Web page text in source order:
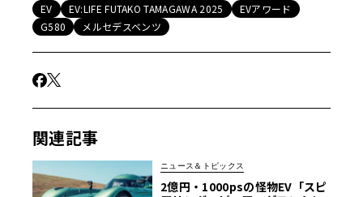
独自の基準で選んだベストな1台を決めようというもの。今
内で8台のノミネート車を選出させていただきました。
【画像28枚】ル・ボラン編集長の佐藤がEVアワードに推す
EV EV:LIFE FUTAKO TAMAGAWA 2025
EVアワード
G580
メルセデスベンツ
関連記事
ニュース＆トピックス
2億円・1000psの怪物EV「スピ